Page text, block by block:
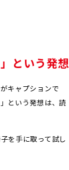
という発想
キャプションで
という発想は、読
を手に取って試し